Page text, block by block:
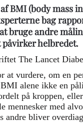
BMI (body mass
bag
bruge andre
helbredet.
The Lancet
vurdere, om en
alene ikke en
på kroppen,
mennesker med
andre bliver